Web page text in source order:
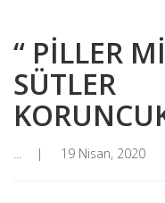
“ PİLLER
SÜTLER
... 19 Nisan, 2020